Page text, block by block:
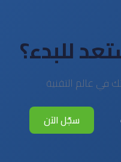
للبدء؟
في عالم التقنية
سجّل الآن